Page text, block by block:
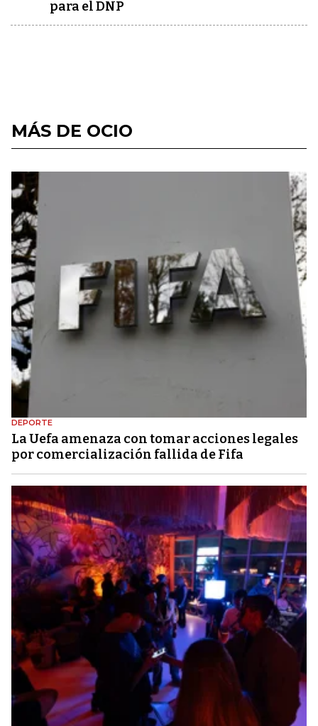
para el DNP
MÁS DE OCIO
DEPORTE
La Uefa amenaza con tomar acciones legales
por comercialización fallida de Fifa